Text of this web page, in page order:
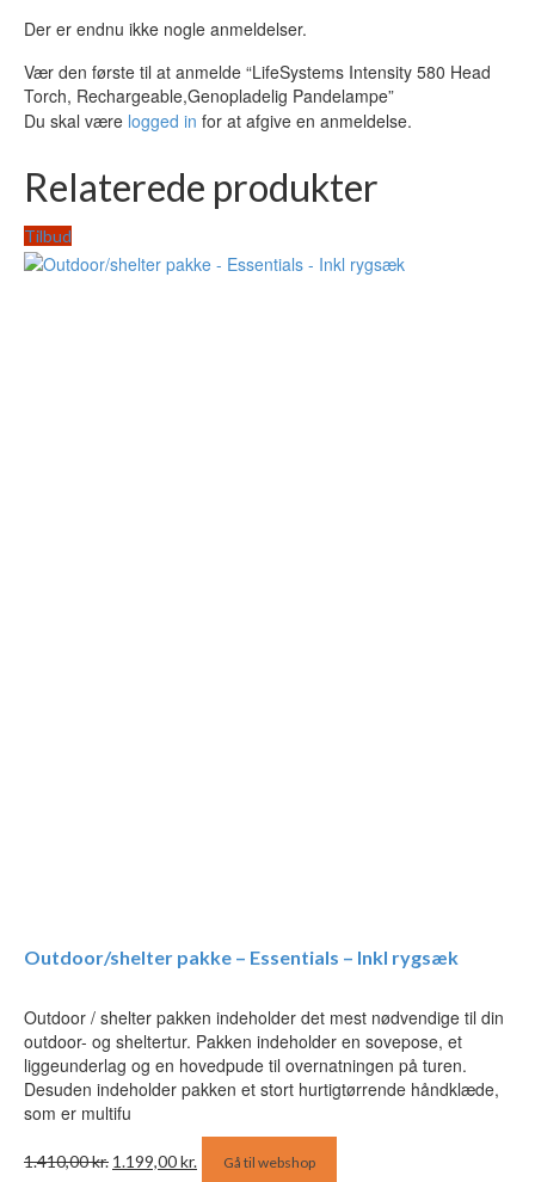
Der er endnu ikke nogle anmeldelser.
Vær den første til at anmelde “LifeSystems Intensity 580 Head
Torch, Rechargeable,Genopladelig Pandelampe”
Du skal være logged in for at afgive en anmeldelse.
Relaterede produkter
Tilbud
Outdoor/shelter pakke – Essentials – Inkl rygsæk
Outdoor / shelter pakken indeholder det mest nødvendige til din
outdoor- og sheltertur. Pakken indeholder en sovepose, et
liggeunderlag og en hovedpude til overnatningen på turen.
Desuden indeholder pakken et stort hurtigtørrende håndklæde,
som er multifu
1.410,00kr.oprindelige
1.199,00kr.aktuelleGå til webshop